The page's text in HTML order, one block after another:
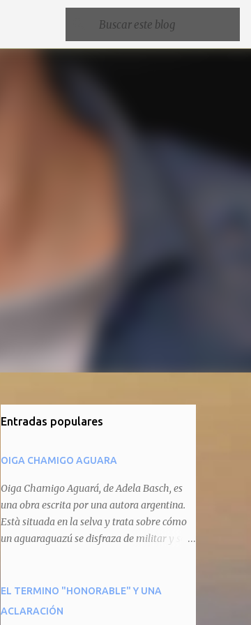
Entradas populares
OIGA CHAMIGO AGUARA
Oiga Chamigo Aguará, de Adela Basch, es
una obra escrita por una autora argentina.
Està situada en la selva y trata sobre cómo
un aguaraguazú se disfraza de militar y se
animal que pretenda circular por ahí. En
primera instancia aparece Teteu, el tero,
EL TERMINO "HONORABLE" Y UNA
ACLARACIÓN